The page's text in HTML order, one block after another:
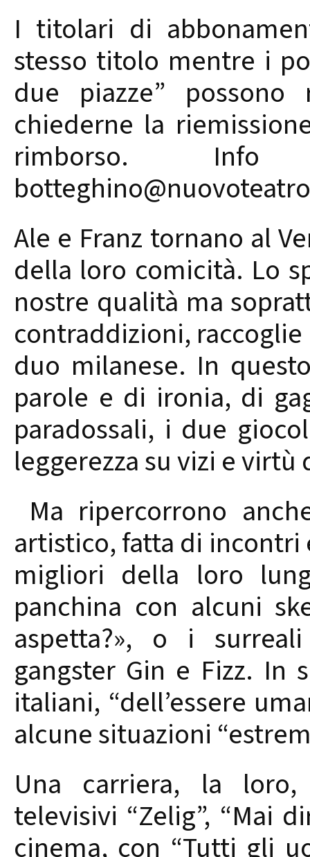
I titolari di
stesso titolo mentre i
due piazze”
chiederne la
rimborso.
Ale e Franz tornano al
della loro comicità. Lo
nostre qualità ma
contraddizioni,
duo milanese. In
parole e di ironia, di
paradossali, i due
leggerezza su vizi e
Ma ripercorrono
artistico, fatta di incontri
migliori della loro
panchina con alcuni
aspetta?», o i
gangster Gin e Fizz. In
italiani, “dell’essere
alcune situazioni
Una carriera, la
televisivi “Zelig”, “Mai
cinema, con “Tutti gli